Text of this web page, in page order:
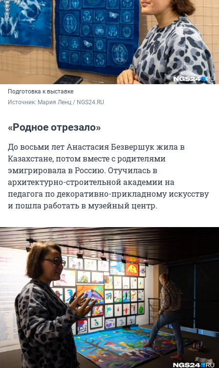
Подготовка к выставке
Источник: Мария Ленц / NGS24.RU
«Родное отрезало»
До восьми лет Анастасия Безвершук жила в
Казахстане, потом вместе с родителями
эмигрировала в Россию. Отучилась в
архитектурно-строительной академии на
педагога по декоративно-прикладному искусству
и пошла работать в музейный центр.